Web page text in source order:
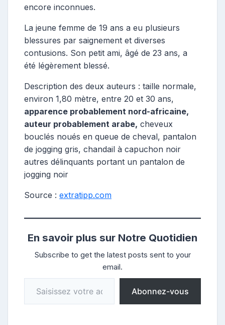
encore inconnues.
La jeune femme de 19 ans a eu plusieurs
blessures par saignement et diverses
contusions. Son petit ami, âgé de 23 ans, a
été légèrement blessé.
Description des deux auteurs : taille normale,
environ 1,80 mètre, entre 20 et 30 ans,
apparence probablement nord-africaine,
auteur probablement arabe, cheveux
bouclés noués en queue de cheval, pantalon
de jogging gris, chandail à capuchon noir
autres délinquants portant un pantalon de
jogging noir
Source : extratipp.com
En savoir plus sur Notre Quotidien
Subscribe to get the latest posts sent to your
email.
Saisissez votre adresse e-mail…
Abonnez-vous